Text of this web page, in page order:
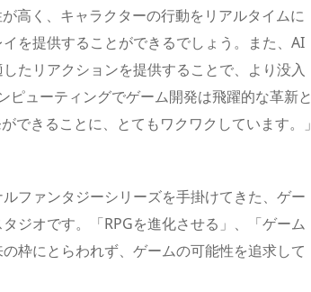
高く、キャラクターの行動をリアルタイムに
を提供することができるでしょう。また、AI
たリアクションを提供することで、より没入
ューティングでゲーム開発は飛躍的な革新と
できることに、とてもワクワクしています。」
ファンタジーシリーズを手掛けてきた、ゲー
ジオです。「RPGを進化させる」、「ゲーム
枠にとらわれず、ゲームの可能性を追求して